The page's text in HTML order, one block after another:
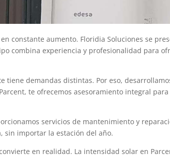
constante aumento. Floridia Soluciones se
combina experiencia y profesionalidad para
demandas distintas. Por eso,
te ofrecemos asesoramiento integral
servicios de mantenimiento y
sin importar la estación del año.
en realidad. La intensidad solar en